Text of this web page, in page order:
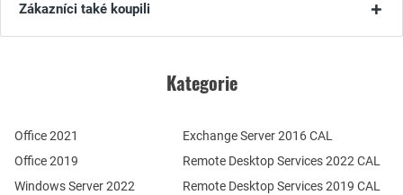
Zákazníci také koupili
Kategorie
Office 2021
Office 2019
Windows Server 2022
Remote Desktop Services 2022 CAL
Remote Desktop Services 2019 CAL
Exchange Server 2016 CAL